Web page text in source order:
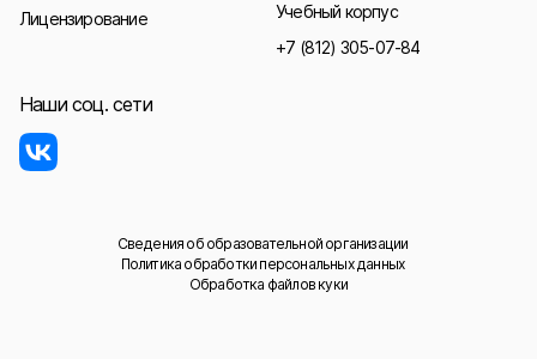
Лицензирование
Учебный корпус
+7 (812) 305-07-84
Наши соц. сети
Сведения об образовательной организации
Политика обработки персональных данных
Обработка файлов куки